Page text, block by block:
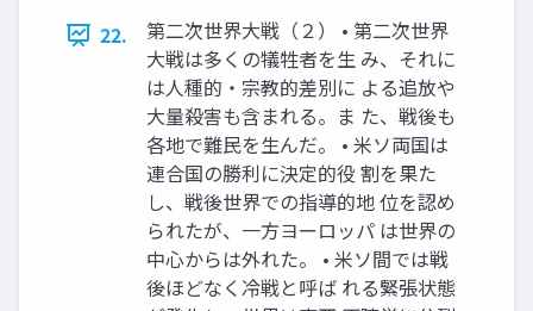
22.
第二次世界大戦（２） • 第二次世界
大戦は多くの犠牲者を生 み、それに
は人種的・宗教的差別に よる追放や
大量殺害も含まれる。ま た、戦後も
各地で難民を生んだ。 • 米ソ両国は
連合国の勝利に決定的役 割を果た
し、戦後世界での指導的地 位を認め
られたが、一方ヨーロッパ は世界の
中心からは外れた。 • 米ソ間では戦
後ほどなく冷戦と呼ば れる緊張状態